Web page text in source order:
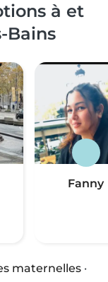
à et
Bains
Fanny
maternelles ·